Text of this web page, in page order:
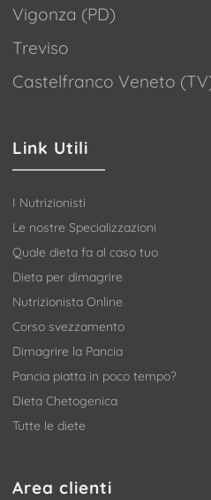
Vigonza (PD)
Treviso
Castelfranco Veneto
Link Utili
I Nutrizionisti
Le nostre Specializzazioni
Quale dieta fa al caso tuo
Dieta per dimagrire
Nutrizionista Online
Corso svezzamento
Dimagrire la Pancia
Pancia piatta in poco tempo?
Dieta Chetogenica
Tutte le diete
Area clienti